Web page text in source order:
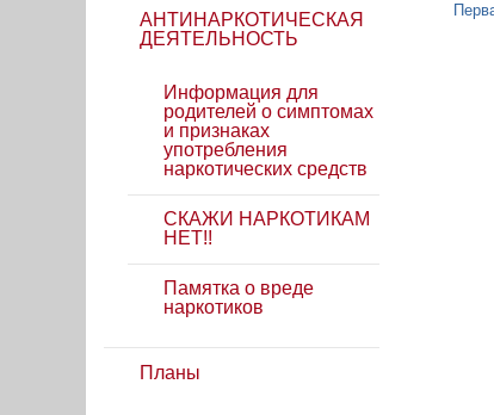
АНТИНАРКОТИЧЕСКАЯ
ДЕЯТЕЛЬНОСТЬ
Информация для
родителей о симптомах
и признаках
употребления
наркотических средств
СКАЖИ НАРКОТИКАМ
НЕТ!!
Памятка о вреде
наркотиков
Планы